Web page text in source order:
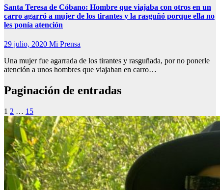
Santa Teresa de Cóbano: Hombre que viajaba con otros en un
carro agarró a mujer de los tirantes y la rasguñó porque ella no
les ponía atención
29 julio, 2020 Mi Prensa
Una mujer fue agarrada de los tirantes y rasguñada, por no ponerle
atención a unos hombres que viajaban en carro…
Paginación de entradas
1 2 … 15